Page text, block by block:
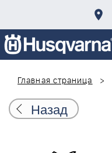
Главная страница
Назад